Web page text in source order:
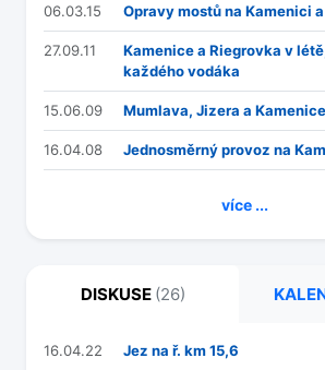
06.03.15 Opravy mostů na Kamenici
27.09.11
Kamenice a Riegrovka v
každého vodáka
15.06.09 Mumlava, Jizera a
16.04.08 Jednosměrný provoz na
více ...
DISKUSE (26)
16.04.22 Jez na ř. km 15,6